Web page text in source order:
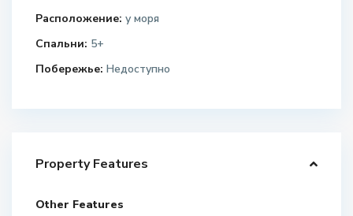
Расположение: у моря
Спальни: 5+
Побережье: Недоступно
Property Features
Other Features